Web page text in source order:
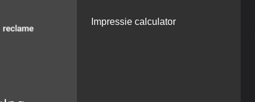
Impressie calculator